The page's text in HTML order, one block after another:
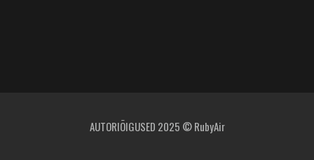
AUTORIÕIGUSED 2025 © RubyAir